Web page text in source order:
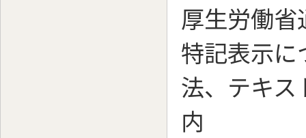
厚生労働
特記表示
法、テキ
内